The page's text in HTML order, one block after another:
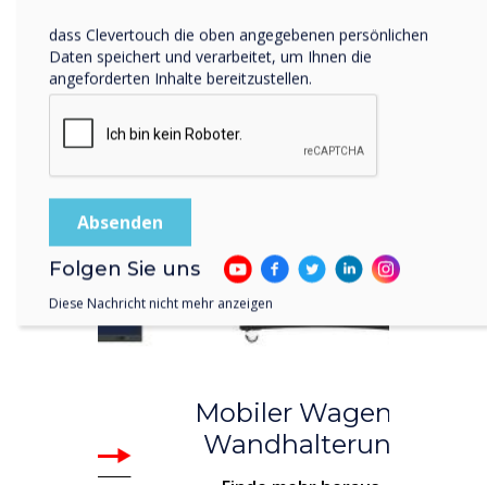
Previous
Mobiler Wagen und
Wandhalterungen
dass Clevertouch die oben angegebenen persönlichen
Daten speichert und verarbeitet, um Ihnen die
angeforderten Inhalte bereitzustellen.
Folgen Sie uns
Diese Nachricht nicht mehr anzeigen